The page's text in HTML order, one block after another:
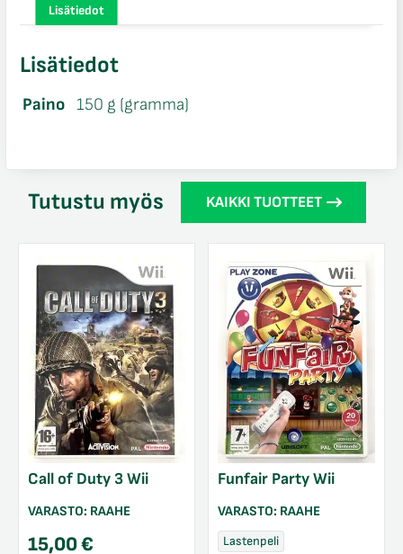
Lisätiedot
Lisätiedot
Paino 150 g (gramma)
Tutustu myös KAIKKI TUOTTEET
Call of Duty 3 Wii
VARASTO: RAAHE
15,00€
Funfair Party Wii
VARASTO: RAAHE
Lastenpeli